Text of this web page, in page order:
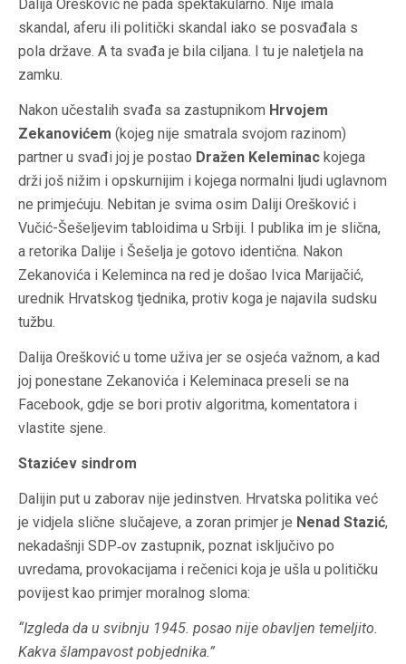
Dalija Orešković ne pada spektakularno. Nije imala
skandal, aferu ili politički skandal iako se posvađala s
pola države. A ta svađa je bila ciljana. I tu je naletjela na
zamku.
Nakon učestalih svađa sa zastupnikom Hrvojem
Zekanovićem (kojeg nije smatrala svojom razinom)
partner u svađi joj je postao Dražen Keleminac kojega
drži još nižim i opskurnijim i kojega normalni ljudi uglavnom
ne primjećuju. Nebitan je svima osim Daliji Orešković i
Vučić-Šešeljevim tabloidima u Srbiji. I publika im je slična,
a retorika Dalije i Šešelja je gotovo identična. Nakon
Zekanovića i Keleminca na red je došao Ivica Marijačić,
urednik Hrvatskog tjednika, protiv koga je najavila sudsku
tužbu.
Dalija Orešković u tome uživa jer se osjeća važnom, a kad
joj ponestane Zekanovića i Keleminaca preseli se na
Facebook, gdje se bori protiv algoritma, komentatora i
vlastite sjene.
Stazićev sindrom
Dalijin put u zaborav nije jedinstven. Hrvatska politika već
je vidjela slične slučajeve, a zoran primjer je Nenad Stazić,
nekadašnji SDP‑ov zastupnik, poznat isključivo po
uvredama, provokacijama i rečenici koja je ušla u političku
povijest kao primjer moralnog sloma:
“Izgleda da u svibnju 1945. posao nije obavljen temeljito.
Kakva šlampavost pobjednika.”